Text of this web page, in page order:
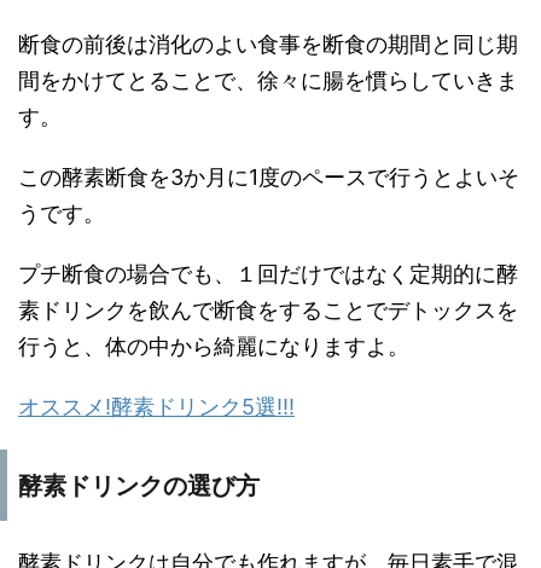
断食の前後は消化のよい食事を断食の期間と同じ期
間をかけてとることで、徐々に腸を慣らしていきま
す。
この酵素断食を3か月に1度のペースで行うとよいそ
うです。
プチ断食の場合でも、１回だけではなく定期的に酵
素ドリンクを飲んで断食をすることでデトックスを
行うと、体の中から綺麗になりますよ。
オススメ!酵素ドリンク5選!!!
酵素ドリンクの選び方
酵素ドリンクは自分でも作れますが、毎日素手で混